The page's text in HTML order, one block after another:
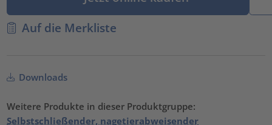
Auf die Merkliste
Downloads
Weitere Produkte in dieser Produktgruppe:
Selbstschließender, nagetierabweisender